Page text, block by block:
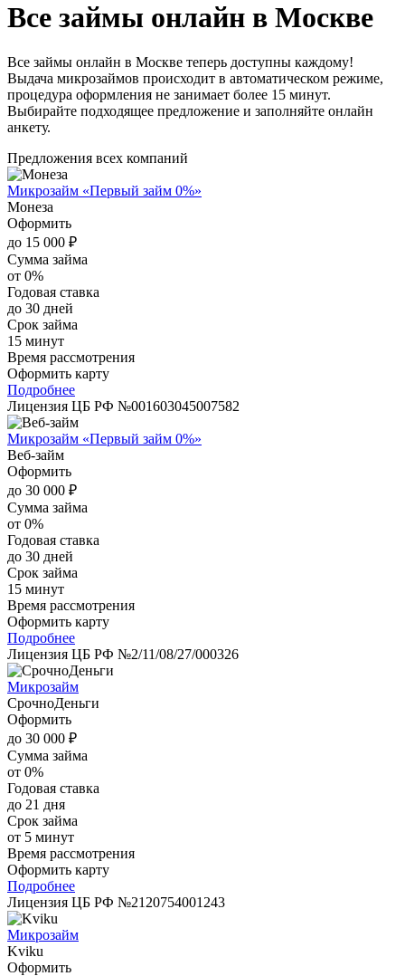
Все займы онлайн в Москве
Все займы онлайн в Москве теперь доступны каждому!
Выдача микрозаймов происходит в автоматическом режиме,
процедура оформления не занимает более 15 минут.
Выбирайте подходящее предложение и заполняйте онлайн
анкету.
Предложения всех компаний
Микрозайм «Первый займ 0%»
Монеза
Оформить
до 15 000 ₽
Сумма займа
от 0%
Годовая ставка
до 30 дней
Срок займа
15 минут
Время рассмотрения
Оформить карту
Подробнее
Лицензия ЦБ РФ №001603045007582
Микрозайм «Первый займ 0%»
Веб-займ
Оформить
до 30 000 ₽
Сумма займа
от 0%
Годовая ставка
до 30 дней
Срок займа
15 минут
Время рассмотрения
Оформить карту
Подробнее
Лицензия ЦБ РФ №2/11/08/27/000326
Микрозайм
СрочноДеньги
Оформить
до 30 000 ₽
Сумма займа
от 0%
Годовая ставка
до 21 дня
Срок займа
от 5 минут
Время рассмотрения
Оформить карту
Подробнее
Лицензия ЦБ РФ №2120754001243
Микрозайм
Kviku
Оформить